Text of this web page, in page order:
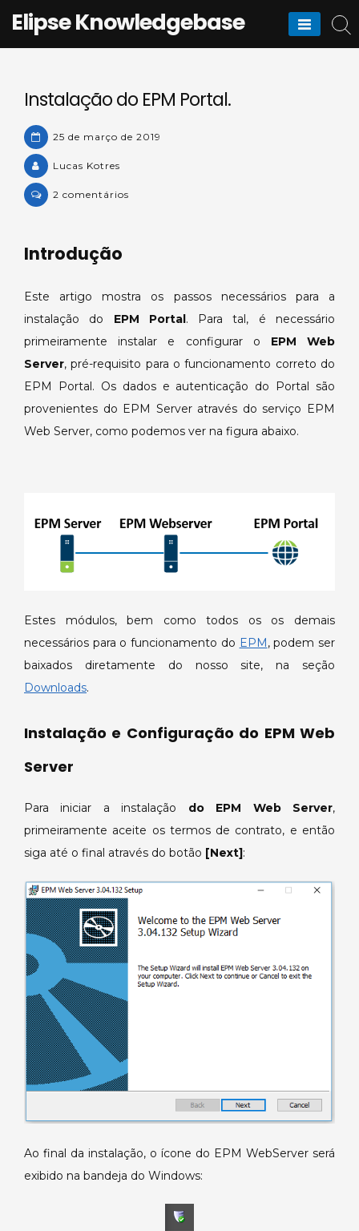
Elipse Knowledgebase
Instalação do EPM Portal.
25 de março de 2019
Lucas Kotres
2 comentários
Introdução
Este artigo mostra os passos necessários para a
instalação do EPM Portal. Para tal, é necessário
primeiramente instalar e configurar o EPM Web
Server, pré-requisito para o funcionamento correto do
EPM Portal. Os dados e autenticação do Portal são
provenientes do EPM Server através do serviço EPM
Web Server, como podemos ver na figura abaixo.
Estes módulos, bem como todos os os demais
necessários para o funcionamento do EPM, podem ser
baixados diretamente do nosso site, na seção
Downloads.
Instalação e Configuração do EPM Web
Server
Para iniciar a instalação do EPM Web Server,
primeiramente aceite os termos de contrato, e então
siga até o final através do botão [Next]:
Ao final da instalação, o ícone do EPM WebServer será
exibido na bandeja do Windows: